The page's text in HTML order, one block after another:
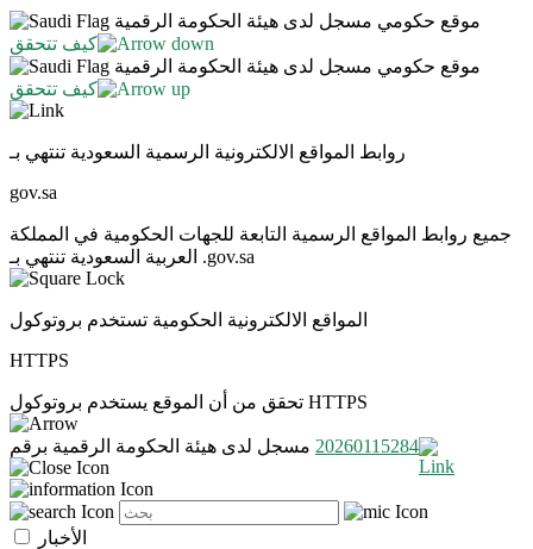
موقع حكومي مسجل لدى هيئة الحكومة الرقمية
كيف تتحقق
موقع حكومي مسجل لدى هيئة الحكومة الرقمية
كيف تتحقق
روابط المواقع الالكترونية الرسمية السعودية تنتهي بـ
gov.sa
جميع روابط المواقع الرسمية التابعة للجهات الحكومية في المملكة
العربية السعودية تنتهي بـ .gov.sa
المواقع الالكترونية الحكومية تستخدم بروتوكول
HTTPS
تحقق من أن الموقع يستخدم بروتوكول HTTPS
مسجل لدى هيئة الحكومة الرقمية برقم 20260115284
الأخبار